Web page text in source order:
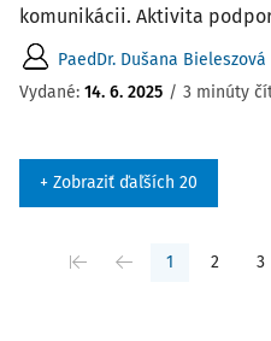
komunikácii. Aktivita
PaedDr. Dušana Bieleszová
Vydané: 14. 6. 2025 / 3 minúty
+ Zobraziť ďaľších 20
1 2 3